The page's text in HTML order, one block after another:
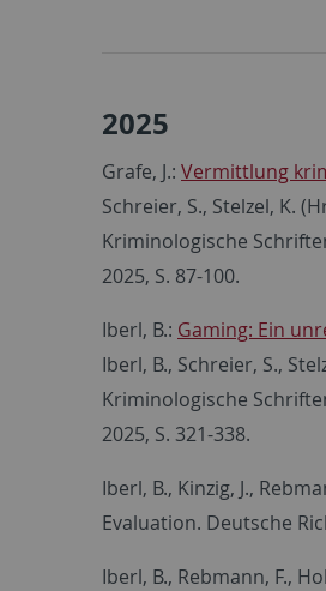
2025
Grafe, J.: Vermittlung
Schreier, S., Stelzel, K.
Kriminologische
2025, S. 87-100.
Iberl, B.: Gaming: Ein
Iberl, B., Schreier, S.,
Kriminologische
2025, S. 321-338.
Iberl, B., Kinzig, J.,
Evaluation. Deutsche
Iberl, B., Rebmann, F.,